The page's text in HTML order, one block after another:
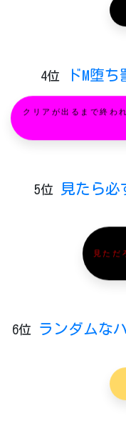
4位 ドM堕
クリアが出るまで終われない♡早
5位 見たら必
見ただ
6位
ランダムな